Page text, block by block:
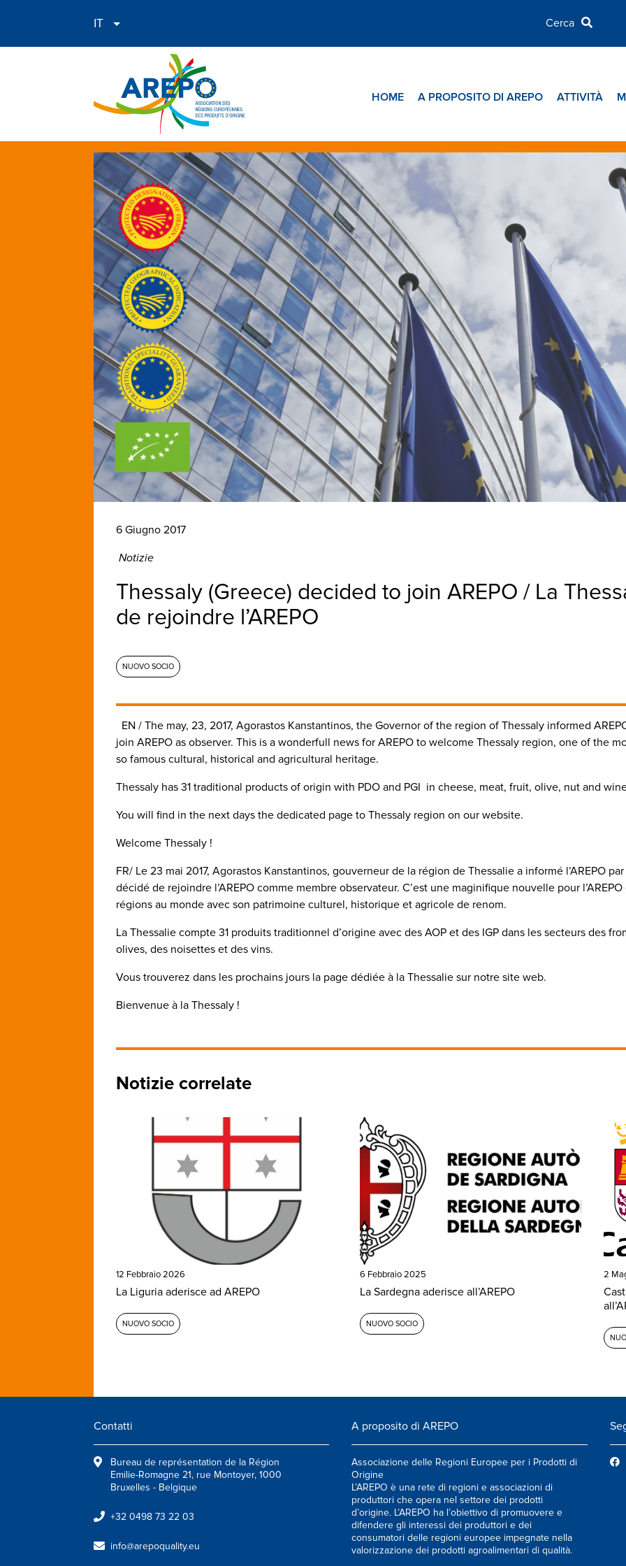
HOME A PROPOSITO DI AREPO ATTIVITÀ
6 Giugno 2017
Notizie
Thessaly (Greece) decided to join AREPO / La
de rejoindre l’AREPO
NUOVO SOCIO
EN / The may, 23, 2017, Agorastos Kanstantinos, the Governor of the region of Thessaly informed
join AREPO as observer. This is a wonderfull news for AREPO to welcome Thessaly region, one of the
so famous cultural, historical and agricultural heritage.
Thessaly has 31 traditional products of origin with PDO and PGI in cheese, meat, fruit, olive, nut and
You will find in the next days the dedicated page to Thessaly region on our website.
Welcome Thessaly !
FR/ Le 23 mai 2017, Agorastos Kanstantinos, gouverneur de la région de Thessalie a informé l’AREPO
décidé de rejoindre l’AREPO comme membre observateur. C’est une maginifique nouvelle pour
régions au monde avec son patrimoine culturel, historique et agricole de renom.
La Thessalie compte 31 produits traditionnel d’origine avec des AOP et des IGP dans les secteurs des
olives, des noisettes et des vins.
Vous trouverez dans les prochains jours la page dédiée à la Thessalie sur notre site web.
Bienvenue à la Thessaly !
Notizie correlate
12 Febbraio 2026
La Liguria aderisce ad AREPO
NUOVO SOCIO
6 Febbraio 2025
La Sardegna aderisce all’AREPO
NUOVO SOCIO
2
Contatti
Bureau de représentation de la Région
Emilie-Romagne 21, rue Montoyer, 1000
Bruxelles - Belgique
+32 0498 73 22 03
info@arepoquality.eu
A proposito di AREPO
Associazione delle Regioni Europee per i Prodotti di
Origine
L’AREPO è una rete di regioni e associazioni di
produttori che opera nel settore dei prodotti
d’origine. L’AREPO ha l’obiettivo di promuovere e
difendere gli interessi dei produttori e dei
consumatori delle regioni europee impegnate nella
valorizzazione dei prodotti agroalimentari di qualità.